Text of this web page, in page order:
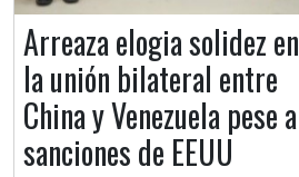
Arreaza elogia solidez en
la unión bilateral entre
China y Venezuela pese a
sanciones de EEUU